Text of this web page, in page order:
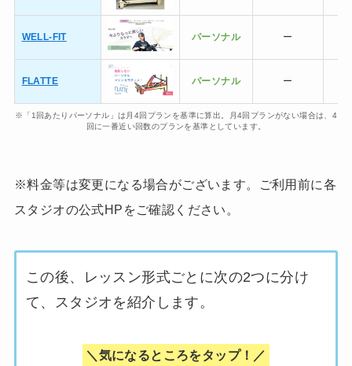
WELL-FIT パーソナル ー
FLATTE パーソナル ー
※「1回あたりパーソナル」は月4回プランを基準に算出。月4回プランがない場合は、4
回に一番近い回数のプランを基準としています。
※料金等は変更になる場合がございます。ご利用前に各
スタジオの公式HPをご確認ください。
この後、レッスン形式ごとに次の2つに分け
て、スタジオを紹介します。
＼気になるところをタップ！／